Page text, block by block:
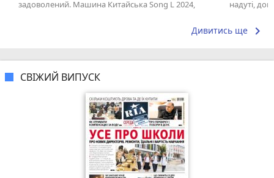
задоволений. Машина Китайська Song L 2024,
надуті,
Дивитись ще keyboard_arrow_right
СВІЖИЙ ВИПУСК